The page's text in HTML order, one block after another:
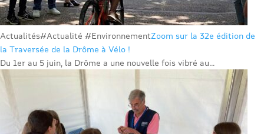
Actualités#Actualité #EnvironnementZoom sur la 32e édition de
la Traversée de la Drôme à Vélo !
Du 1er au 5 juin, la Drôme a une nouvelle fois vibré au...